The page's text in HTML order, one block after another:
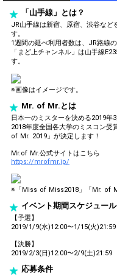
「山手線」とは？
JR山手線は新宿、原宿、渋谷など
す。
1週間の延べ利用者数は、JR路線
「まど上チャンネル」は山手線
す。
※画像はイメージです。
Mr. of Mr.とは
日本一のミスターを決める2019年3
2018年度全国各大学のミスコン受
of Mr. 2019」が決定します！
Mr.of Mr.公式サイトはこちら
https://mrofmr.jp/
※「Miss of Miss2018」「Mr. of
イベント期間スケジュール
【予選】
2019/1/9(水)12:00〜1/15(火)21:59
【決勝】
2019/2/3(日)12:00〜2/9(土)21:59
応募条件